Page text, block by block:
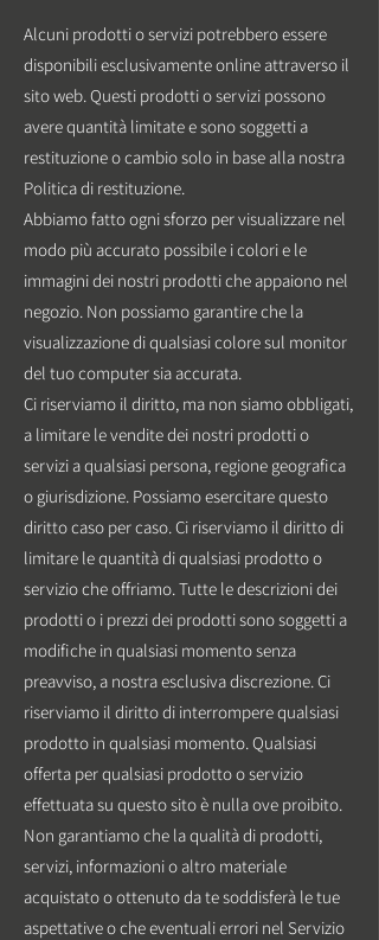
Alcuni prodotti o servizi potrebbero essere
disponibili esclusivamente online attraverso il
sito web. Questi prodotti o servizi possono
avere quantità limitate e sono soggetti a
restituzione o cambio solo in base alla nostra
Politica di restituzione.
Abbiamo fatto ogni sforzo per visualizzare nel
modo più accurato possibile i colori e le
immagini dei nostri prodotti che appaiono nel
negozio. Non possiamo garantire che la
visualizzazione di qualsiasi colore sul monitor
del tuo computer sia accurata.
Ci riserviamo il diritto, ma non siamo obbligati,
a limitare le vendite dei nostri prodotti o
servizi a qualsiasi persona, regione geografica
o giurisdizione. Possiamo esercitare questo
diritto caso per caso. Ci riserviamo il diritto di
limitare le quantità di qualsiasi prodotto o
servizio che offriamo. Tutte le descrizioni dei
prodotti o i prezzi dei prodotti sono soggetti a
modifiche in qualsiasi momento senza
preavviso, a nostra esclusiva discrezione. Ci
riserviamo il diritto di interrompere qualsiasi
prodotto in qualsiasi momento. Qualsiasi
offerta per qualsiasi prodotto o servizio
effettuata su questo sito è nulla ove proibito.
Non garantiamo che la qualità di prodotti,
servizi, informazioni o altro materiale
acquistato o ottenuto da te soddisferà le tue
aspettative o che eventuali errori nel Servizio